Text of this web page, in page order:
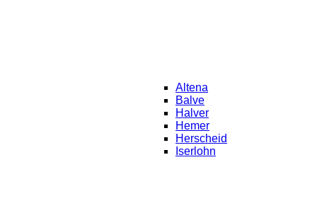
Altena
Balve
Halver
Hemer
Herscheid
Iserlohn